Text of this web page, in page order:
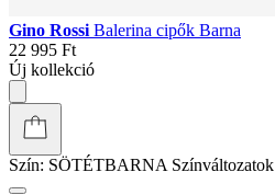
Gino Rossi Balerina cipők Barna
22 995 Ft
Új kollekció
Szín: SÖTÉTBARNA Színváltozatok